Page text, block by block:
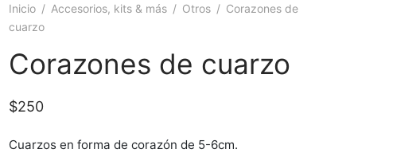
Inicio / Accesorios, kits & más / Otros / Corazones de
cuarzo
Corazones de cuarzo
$250
Cuarzos en forma de corazón de 5-6cm.